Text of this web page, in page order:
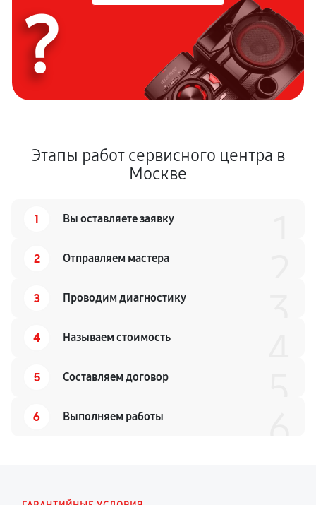
?
Этапы работ сервисного центра в
Москве
1 Вы оставляете заявку
2 Отправляем мастера
3 Проводим диагностику
4 Называем стоимость
5 Составляем договор
6 Выполняем работы